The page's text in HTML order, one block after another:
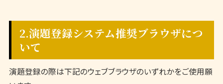
2.演題登録システム推奨ブラウザにつ
いて
演題登録の際は下記のウェブブラウザのいずれかをご使用願